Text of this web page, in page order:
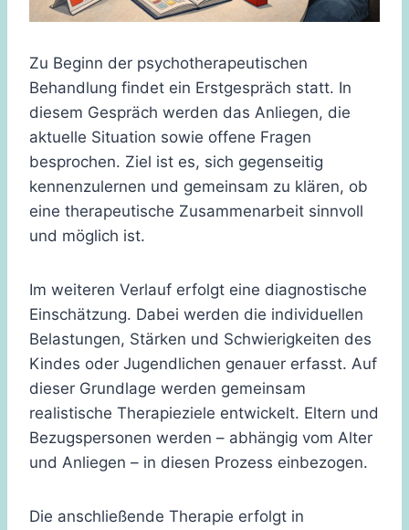
Zu Beginn der psychotherapeutischen
Behandlung findet ein Erstgespräch statt. In
diesem Gespräch werden das Anliegen, die
aktuelle Situation sowie offene Fragen
besprochen. Ziel ist es, sich gegenseitig
kennenzulernen und gemeinsam zu klären, ob
eine therapeutische Zusammenarbeit sinnvoll
und möglich ist.
Im weiteren Verlauf erfolgt eine diagnostische
Einschätzung. Dabei werden die individuellen
Belastungen, Stärken und Schwierigkeiten des
Kindes oder Jugendlichen genauer erfasst. Auf
dieser Grundlage werden gemeinsam
realistische Therapieziele entwickelt. Eltern und
Bezugspersonen werden – abhängig vom Alter
und Anliegen – in diesen Prozess einbezogen.
Die anschließende Therapie erfolgt in